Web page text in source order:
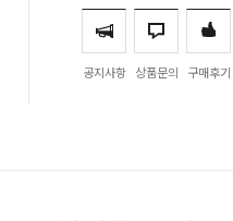
공지사항 상품문의 구매후기